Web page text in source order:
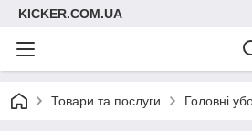
KICKER.COM.UA
Товари та послуги Головні